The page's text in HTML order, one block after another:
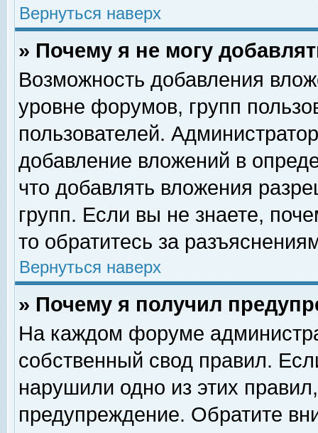
Вернуться наверх
» Почему я не могу
Возможность добавления
уровне форумов, групп
пользователей.
добавление вложений в
что добавлять вложения
групп. Если вы не знаете,
то обратитесь за
Вернуться наверх
» Почему я получил
На каждом форуме
собственный свод правил.
нарушили одно из этих
предупреждение. Обратите